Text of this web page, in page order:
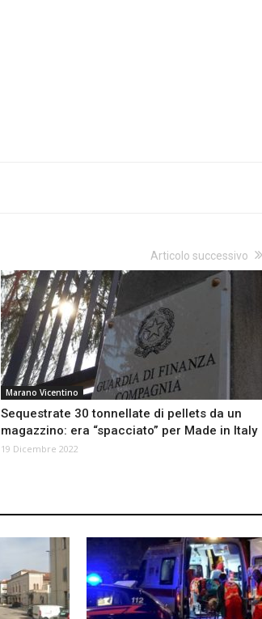
Articolo successivo
Marano Vicentino
Sequestrate 30 tonnellate di pellets da un
magazzino: era “spacciato” per Made in Italy
19 Dicembre 2022